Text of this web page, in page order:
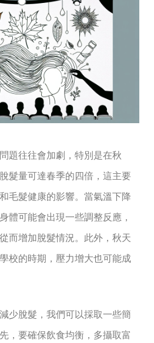
題往往會加劇，特別是在秋
髮量可達春季的四倍，這主要
毛髮健康的影響。當氣溫下降
體可能會出現一些調整反應，
而增加脫髮情況。此外，秋天
校的時期，壓力增大也可能成
少脫髮，我們可以採取一些簡
，要確保飲食均衡，多攝取富